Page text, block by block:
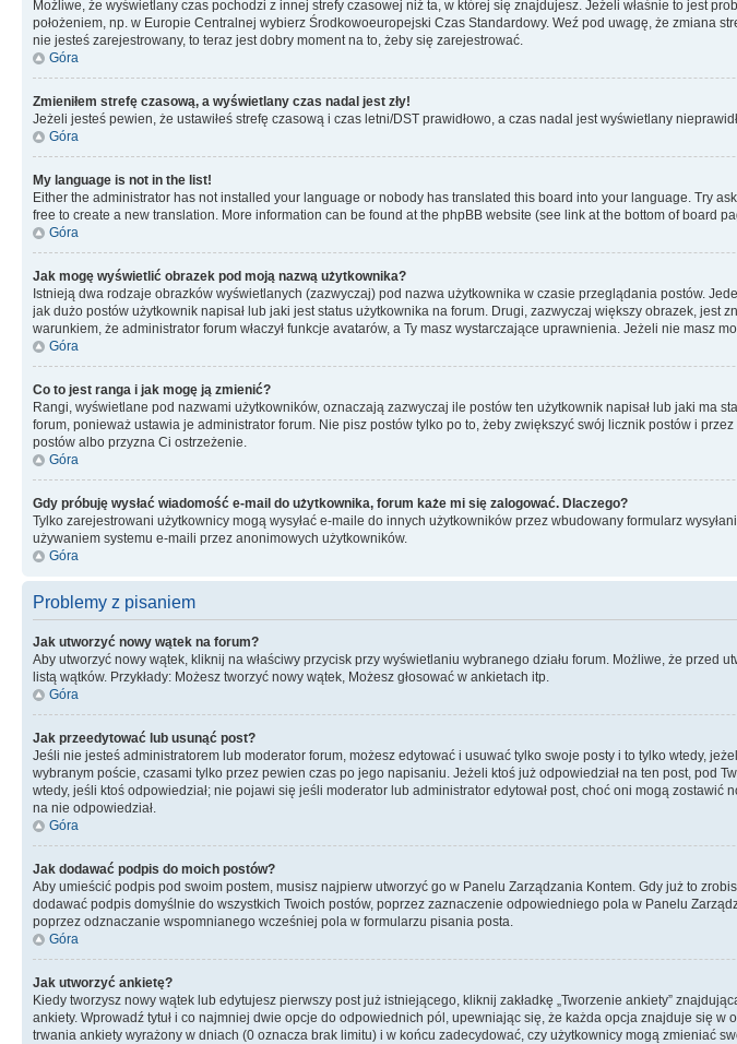
Możliwe, że wyświetlany czas pochodzi z innej strefy czasowej niż ta, w której się znajdujesz. Jeżeli właśnie to jest
położeniem, np. w Europie Centralnej wybierz Środkowoeuropejski Czas Standardowy. Weź pod uwagę, że zmiana
nie jesteś zarejestrowany, to teraz jest dobry moment na to, żeby się zarejestrować.
Góra
Zmieniłem strefę czasową, a wyświetlany czas nadal jest zły!
Jeżeli jesteś pewien, że ustawiłeś strefę czasową i czas letni/DST prawidłowo, a czas nadal jest wyświetlany
Góra
My language is not in the list!
Either the administrator has not installed your language or nobody has translated this board into your language. Try
free to create a new translation. More information can be found at the phpBB website (see link at the bottom of board
Góra
Jak mogę wyświetlić obrazek pod moją nazwą użytkownika?
Istnieją dwa rodzaje obrazków wyświetlanych (zazwyczaj) pod nazwa użytkownika w czasie przeglądania postów.
jak dużo postów użytkownik napisał lub jaki jest status użytkownika na forum. Drugi, zazwyczaj większy obrazek,
warunkiem, że administrator forum właczył funkcje avatarów, a Ty masz wystarczające uprawnienia. Jeżeli nie masz
Góra
Co to jest ranga i jak mogę ją zmienić?
Rangi, wyświetlane pod nazwami użytkowników, oznaczają zazwyczaj ile postów ten użytkownik napisał lub jaki ma
forum, ponieważ ustawia je administrator forum. Nie pisz postów tylko po to, żeby zwiększyć swój licznik postów i
postów albo przyzna Ci ostrzeżenie.
Góra
Gdy próbuję wysłać wiadomość e-mail do użytkownika, forum każe mi się zalogować. Dlaczego?
Tylko zarejestrowani użytkownicy mogą wysyłać e-maile do innych użytkowników przez wbudowany formularz
używaniem systemu e-maili przez anonimowych użytkowników.
Góra
Problemy z pisaniem
Jak utworzyć nowy wątek na forum?
Aby utworzyć nowy wątek, kliknij na właściwy przycisk przy wyświetlaniu wybranego działu forum. Możliwe, że
listą wątków. Przykłady: Możesz tworzyć nowy wątek, Możesz głosować w ankietach itp.
Góra
Jak przeedytować lub usunąć post?
Jeśli nie jesteś administratorem lub moderator forum, możesz edytować i usuwać tylko swoje posty i to tylko wtedy,
wybranym poście, czasami tylko przez pewien czas po jego napisaniu. Jeżeli ktoś już odpowiedział na ten post, pod
wtedy, jeśli ktoś odpowiedział; nie pojawi się jeśli moderator lub administrator edytował post, choć oni mogą
na nie odpowiedział.
Góra
Jak dodawać podpis do moich postów?
Aby umieścić podpis pod swoim postem, musisz najpierw utworzyć go w Panelu Zarządzania Kontem. Gdy już to
dodawać podpis domyślnie do wszystkich Twoich postów, poprzez zaznaczenie odpowiedniego pola w Panelu
poprzez odznaczanie wspomnianego wcześniej pola w formularzu pisania posta.
Góra
Jak utworzyć ankietę?
Kiedy tworzysz nowy wątek lub edytujesz pierwszy post już istniejącego, kliknij zakładkę „Tworzenie ankiety”
ankiety. Wprowadź tytuł i co najmniej dwie opcje do odpowiednich pól, upewniając się, że każda opcja znajduje się
trwania ankiety wyrażony w dniach (0 oznacza brak limitu) i w końcu zadecydować, czy użytkownicy mogą zmieniać